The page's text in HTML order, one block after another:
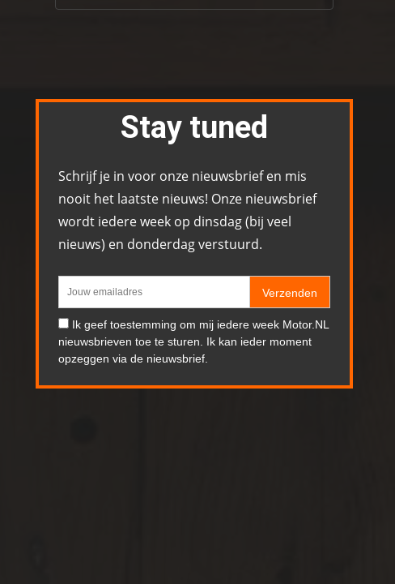
Stay tuned
Schrijf je in voor onze nieuwsbrief en mis
nooit het laatste nieuws! Onze nieuwsbrief
wordt iedere week op dinsdag (bij veel
nieuws) en donderdag verstuurd.
Verzenden
Ik geef toestemming om mij iedere week Motor.NL
nieuwsbrieven toe te sturen. Ik kan ieder moment
opzeggen via de nieuwsbrief.